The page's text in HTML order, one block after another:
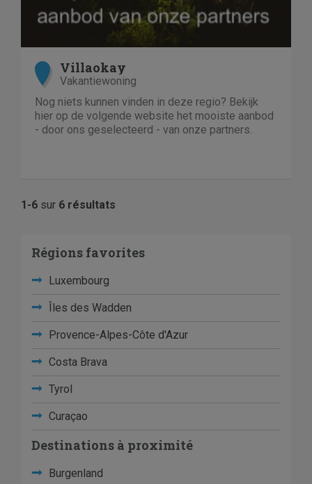
Villaokay
Vakantiewoning
Nog niets kunnen vinden in deze regio? Bekijk
hier op de volgende website het mooiste aanbod
- door ons geselecteerd - van onze partners.
1-6 sur 6 résultats
Régions favorites
Luxembourg
Îles des Wadden
Provence-Alpes-Côte d'Azur
Costa Brava
Tyrol
Curaçao
Destinations à proximité
Burgenland